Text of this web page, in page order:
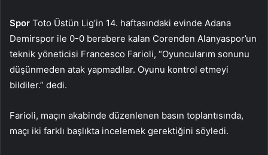
Spor Toto Üstün Lig’in 14. haftasındaki evinde Adana
Demirspor ile 0-0 berabere kalan Corenden Alanyaspor’un
teknik yöneticisi Francesco Farioli, “Oyuncularım sonunu
düşünmeden atak yapmadılar. Oyunu kontrol etmeyi
bildiler.” dedi.
Farioli, maçın akabinde düzenlenen basın toplantısında,
maçı iki farklı başlıkta incelemek gerektiğini söyledi.